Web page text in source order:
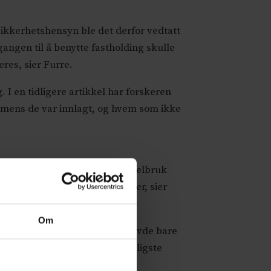
Om
ble det derfor vedtatt
til å benytte fastholding skulle
sier Furre.
I en tidligere artikkel har forskeren
de var innlagt, og hvem som ikke
som opplevde tvangsmiddelbruk
og flere tvangsinnleggelser, sier
på 3,5 time. Mange opplevde bare
hele 171 ganger. Den vanligste